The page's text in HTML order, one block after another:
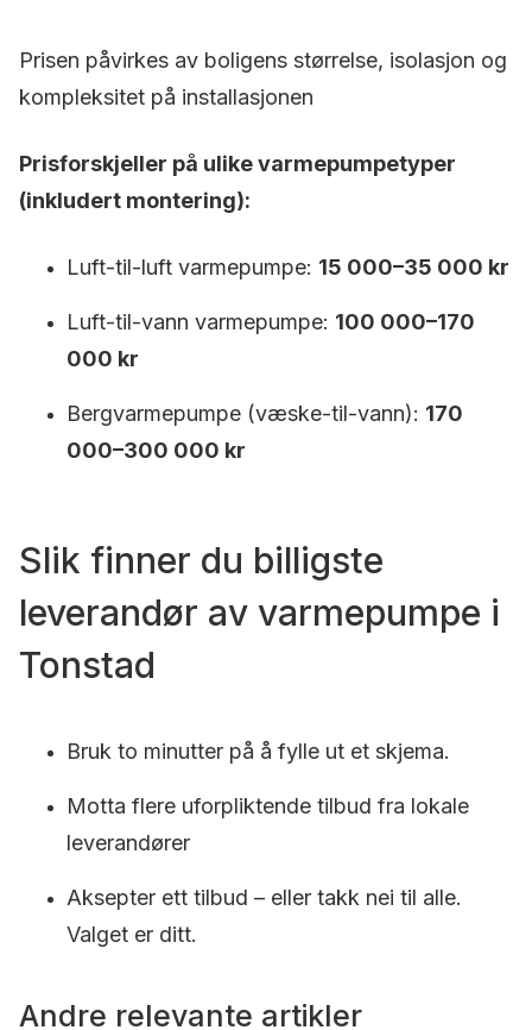
Prisen påvirkes av boligens størrelse, isolasjon og
kompleksitet på installasjonen
Prisforskjeller på ulike varmepumpetyper
(inkludert montering):
Luft-til-luft varmepumpe: 15 000–35 000 kr
Luft-til-vann varmepumpe: 100 000–170
000 kr
Bergvarmepumpe (væske-til-vann): 170
000–300 000 kr
Slik finner du billigste
leverandør av varmepumpe i
Tonstad
Bruk to minutter på å fylle ut et skjema.
Motta flere uforpliktende tilbud fra lokale
leverandører
Aksepter ett tilbud – eller takk nei til alle.
Valget er ditt.
Andre relevante artikler